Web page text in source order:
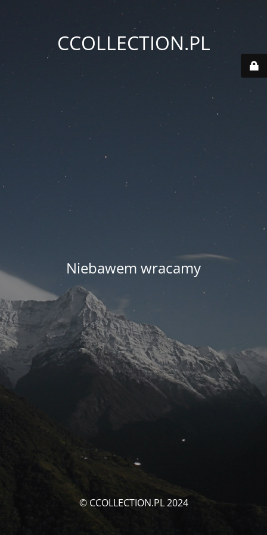
CCOLLECTION.PL
Niebawem wracamy
© CCOLLECTION.PL 2024